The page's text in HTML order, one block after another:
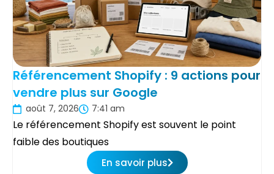
Référencement Shopify : 9 actions pour
vendre plus sur Google
août 7, 2026 7:41 am
Le référencement Shopify est souvent le point
faible des boutiques
En savoir plus